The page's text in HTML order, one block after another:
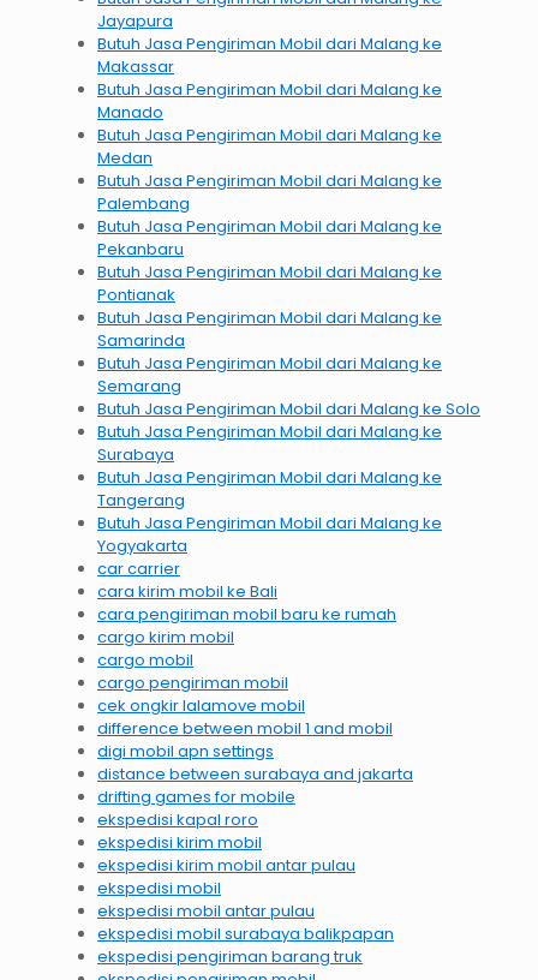
Jayapura
Butuh Jasa Pengiriman Mobil dari Malang ke
Makassar
Butuh Jasa Pengiriman Mobil dari Malang ke
Manado
Butuh Jasa Pengiriman Mobil dari Malang ke
Medan
Butuh Jasa Pengiriman Mobil dari Malang ke
Palembang
Butuh Jasa Pengiriman Mobil dari Malang ke
Pekanbaru
Butuh Jasa Pengiriman Mobil dari Malang ke
Pontianak
Butuh Jasa Pengiriman Mobil dari Malang ke
Samarinda
Butuh Jasa Pengiriman Mobil dari Malang ke
Semarang
Butuh Jasa Pengiriman Mobil dari Malang ke Solo
Butuh Jasa Pengiriman Mobil dari Malang ke
Surabaya
Butuh Jasa Pengiriman Mobil dari Malang ke
Tangerang
Butuh Jasa Pengiriman Mobil dari Malang ke
Yogyakarta
car carrier
cara kirim mobil ke Bali
cara pengiriman mobil baru ke rumah
cargo kirim mobil
cargo mobil
cargo pengiriman mobil
cek ongkir lalamove mobil
difference between mobil 1 and mobil
digi mobil apn settings
distance between surabaya and jakarta
drifting games for mobile
ekspedisi kapal roro
ekspedisi kirim mobil
ekspedisi kirim mobil antar pulau
ekspedisi mobil
ekspedisi mobil antar pulau
ekspedisi mobil surabaya balikpapan
ekspedisi pengiriman barang truk